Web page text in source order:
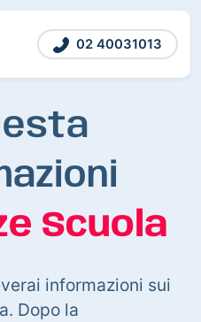
02 40031013
Scuola
informazioni sui
Dopo la